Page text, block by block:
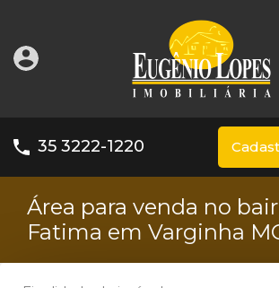
35 3222-1220
Área para venda no
Fatima em Varginha